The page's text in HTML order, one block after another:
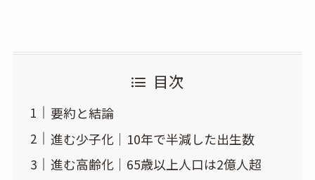
目次
要約と結論
進む少子化｜10年で半減した出生数
進む高齢化｜65歳以上人口は2億人超